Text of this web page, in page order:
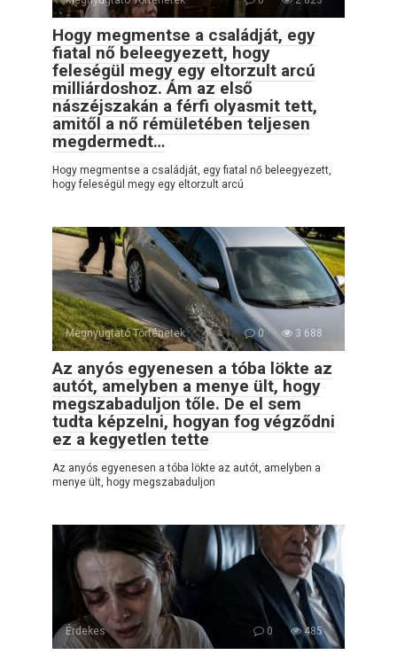
Hogy megmentse a családját, egy
fiatal nő beleegyezett, hogy
feleségül megy egy eltorzult arcú
milliárdoshoz. Ám az első
nászéjszakán a férfi olyasmit tett,
amitől a nő rémületében teljesen
megdermedt…
Hogy megmentse a családját, egy fiatal nő beleegyezett,
hogy feleségül megy egy eltorzult arcú
Megnyugtató Történetek 0 3 688
Az anyós egyenesen a tóba lökte az
autót, amelyben a menye ült, hogy
megszabaduljon tőle. De el sem
tudta képzelni, hogyan fog végződni
ez a kegyetlen tette
Az anyós egyenesen a tóba lökte az autót, amelyben a
menye ült, hogy megszabaduljon
Érdekes 0 485